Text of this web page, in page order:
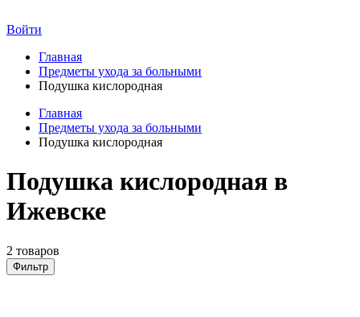
Войти
Главная
Предметы ухода за больными
Подушка кислородная
Главная
Предметы ухода за больными
Подушка кислородная
Подушка кислородная в
Ижевске
2 товаров
Фильтр